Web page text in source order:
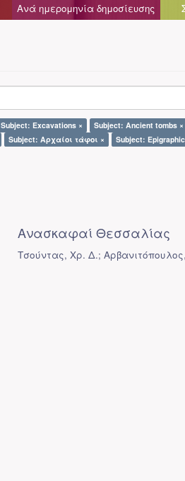
Ανά ημερομηνία δημοσίευσης
Subject: Excavations × Subject: Ancient tombs ×
Subject: Αρχαίοι τάφοι × Subject:
Ανασκαφαί Θεσσαλίας
Τσούντας, Χρ. Δ.;